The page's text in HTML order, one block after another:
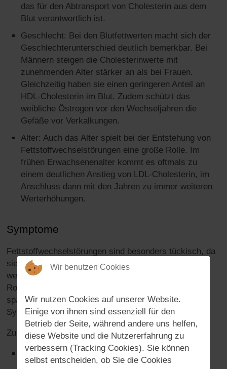
das für den Abtransport von Cholesterin aus dem
Blut verantwortlich ist.
Geschlecht: Bei den Blutfettwerten macht sich der
Geschlechterunterschied deutlich bemerkbar. Bei
Männern steigen die Cholesterinwerte mit
zunehmenden Alter stärker an als bei Frauen.
Gleichzeitig haben sie einen geringeren Anteil an
HDL-Cholesterin im Blut. Zudem schützt das
weibliche Östrogen vor den Wechseljahren die
Gefäße vor Verkalkungen.
Alter: Auch das Alter spielt bei der Entstehung von
Fettstoffwechselstörungen eine große Rolle. Im
frühen Erwachsenenalter kommt es oftmals zu
einem deutlichen Anstieg von LDL-Cholesterin, im
Anschluss dann mit den Jahren zu immer weiteren
Werterhöhungen.
Symptome
Fettstoffwechselstörungen sind besonders tückisch, da
sie lange Zeit ohne Symptome verlaufen. Oftmals
werden Veränderungen der Blutfette durch eine
Routinekontrolle oder als Nebenbefund entdeckt. Erst
spät kommt es zu Folgeerkrankungen, die mit
Symptomen einhergehen.
Zu den Folgen einer Fettstoffwechselstörung gehören:
Leberverfettung, die ggf. zu rechtsseitigen
Oberbauchschmerzen führt
Wir benutzen Cookies
Wir nutzen Cookies auf unserer Website.
Einige von ihnen sind essenziell für den
Betrieb der Seite, während andere uns helfen,
diese Website und die Nutzererfahrung zu
verbessern (Tracking Cookies). Sie können
selbst entscheiden, ob Sie die Cookies